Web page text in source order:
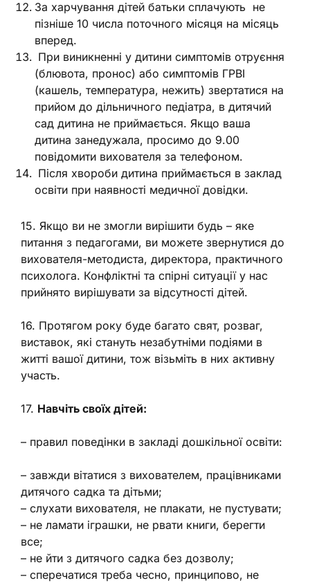
За харчування дітей батьки сплачують не
пізніше 10 числа поточного місяця на місяць
вперед.
При виникненні у дитини симптомів отруєння
(блювота, пронос) або симптомів ГРВІ
(кашель, температура, нежить) звертатися на
прийом до дільничного педіатра, в дитячий
сад дитина не приймається. Якщо ваша
дитина занедужала, просимо до 9.00
повідомити вихователя за телефоном.
Після хвороби дитина приймається в заклад
освіти при наявності медичної довідки.
15. Якщо ви не змогли вирішити будь – яке
питання з педагогами, ви можете звернутися до
вихователя-методиста, директора, практичного
психолога. Конфліктні та спірні ситуації у нас
прийнято вирішувати за відсутності дітей.
16. Протягом року буде багато свят, розваг,
виставок, які стануть незабутніми подіями в
житті вашої дитини, тож візьміть в них активну
участь.
17. Навчіть своїх дітей:
– правил поведінки в закладі дошкільної освіти:
– завжди вітатися з вихователем, працівниками
дитячого садка та дітьми;
– слухати вихователя, не плакати, не пустувати;
– не ламати іграшки, не рвати книги, берегти
все;
– не йти з дитячого садка без дозволу;
– сперечатися треба чесно, принципово, не